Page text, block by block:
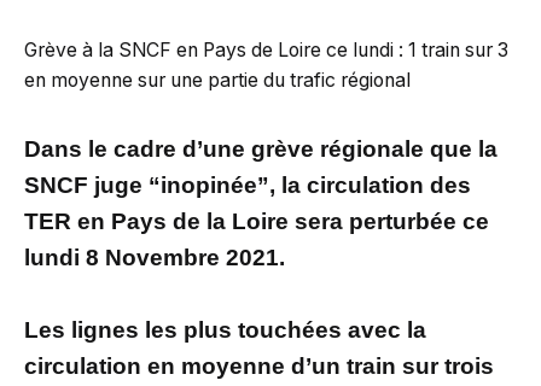
Grève à la SNCF en Pays de Loire ce lundi : 1 train sur 3
en moyenne sur une partie du trafic régional
Dans le cadre d’une grève régionale que la
SNCF juge “inopinée”, la circulation des
TER en Pays de la Loire sera perturbée ce
lundi 8 Novembre 2021.
Les lignes les plus touchées avec la
circulation en moyenne d’un train sur trois